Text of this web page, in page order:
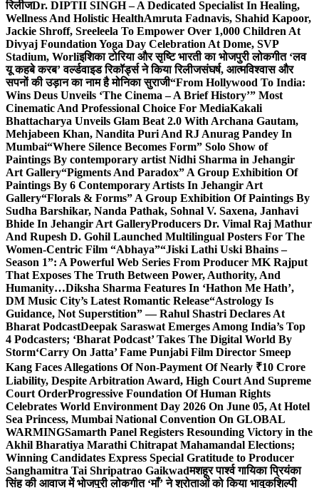
रिलीजDr. DIPTII SINGH – A Dedicated Specialist In Healing,
Wellness And Holistic HealthAmruta Fadnavis, Shahid Kapoor,
Jackie Shroff, Sreeleela To Empower Over 1,000 Children At
Divyaj Foundation Yoga Day Celebration At Dome, SVP
Stadium, Worliइशिका टोरिया और सृष्टि भारती का भोजपुरी लोकगीत ‘लव
यू कहबे करब’ वर्ल्डवाइड रिकॉर्ड्स ने किया रिलीजसंघर्ष, आत्मविश्वास और
सपनों की उड़ान का नाम है मोनिका सुराजी“From Hollywood To India:
Wins Deus Unveils ‘The Cinema – A Brief History’” Most
Cinematic And Professional Choice For MediaKakali
Bhattacharya Unveils Glam Beat 2.0 With Archana Gautam,
Mehjabeen Khan, Nandita Puri And RJ Anurag Pandey In
Mumbai“Where Silence Becomes Form” Solo Show of
Paintings By contemporary artist Nidhi Sharma in Jehangir
Art Gallery“Pigments And Paradox” A Group Exhibition Of
Paintings By 6 Contemporary Artists In Jehangir Art
Gallery“Florals & Forms” A Group Exhibition Of Paintings By
Sudha Barshikar, Nanda Pathak, Sohnal V. Saxena, Janhavi
Bhide In Jehangir Art GalleryProducers Dr. Vimal Raj Mathur
And Rupesh D. Gohil Launched Multilingual Posters For The
Women-Centric Film “Abhaya”“Jiski Lathi Uski Bhains –
Season 1”: A Powerful Web Series From Producer MK Rajput
That Exposes The Truth Between Power, Authority, And
Humanity…Diksha Sharma Features In ‘Hathon Me Hath’,
DM Music City’s Latest Romantic Release“Astrology Is
Guidance, Not Superstition” — Rahul Shastri Declares At
Bharat PodcastDeepak Saraswat Emerges Among India’s Top
4 Podcasters; ‘Bharat Podcast’ Takes The Digital World By
Storm‘Carry On Jatta’ Fame Punjabi Film Director Smeep
Kang Faces Allegations Of Non-Payment Of Nearly ₹10 Crore
Liability, Despite Arbitration Award, High Court And Supreme
Court OrderProgressive Foundation Of Human Rights
Celebrates World Environment Day 2026 On June 05, At Hotel
Sea Princess, Mumbai National Convention On GLOBAL
WARMINGSamarth Panel Registers Resounding Victory in the
Akhil Bharatiya Marathi Chitrapat Mahamandal Elections;
Winning Candidates Express Special Gratitude to Producer
Sanghamitra Tai Shripatrao Gaikwadमशहूर पार्श्व गायिका प्रियंका
सिंह की आवाज में भोजपुरी लोकगीत ‘माँ’ ने श्रोताओं को किया भावुकशिल्पी